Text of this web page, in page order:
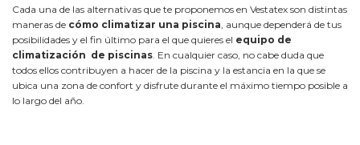
Cada una de las alternativas que te proponemos en Vestatex son distintas
maneras de cómo climatizar una piscina , aunque dependerá de tus
posibilidades y el fin último para el que quieres el equipo de
climatización de piscinas . En cualquier caso, no cabe duda que
todos ellos contribuyen a hacer de la piscina y la estancia en la que se
ubica una zona de confort y disfrute durante el máximo tiempo posible a
lo largo del año.